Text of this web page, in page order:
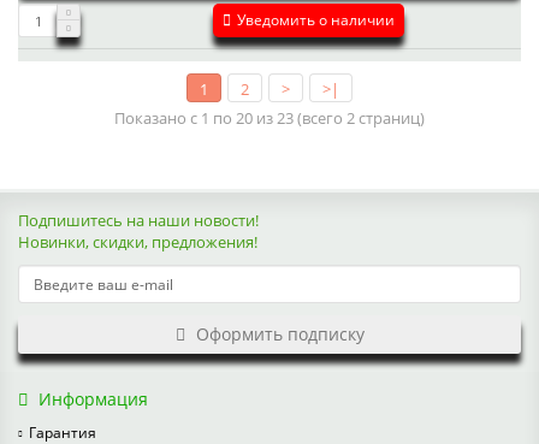
Уведомить о наличии
1 2 >
>|
Показано с 1 по 20 из 23 (всего 2 страниц)
Подпишитесь на наши новости!
Новинки, скидки, предложения!
Оформить подписку
Информация
Гарантия